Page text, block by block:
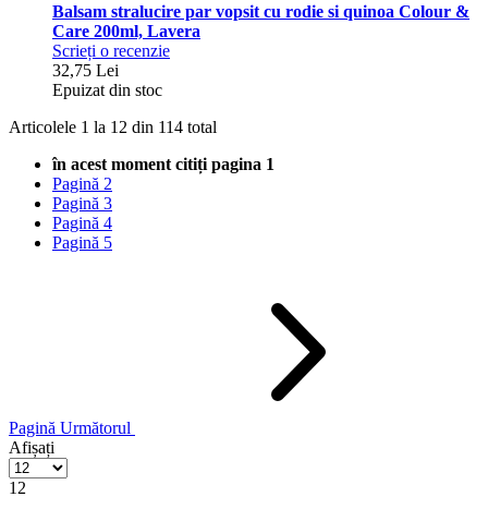
Balsam stralucire par vopsit cu rodie si quinoa Colour &
Care 200ml, Lavera
Scrieți o recenzie
32,75 Lei
Epuizat din stoc
Articolele 1 la 12 din 114 total
în acest moment citiți pagina 1
Pagină 2
Pagină 3
Pagină 4
Pagină 5
Pagină Următorul
Afișați
12